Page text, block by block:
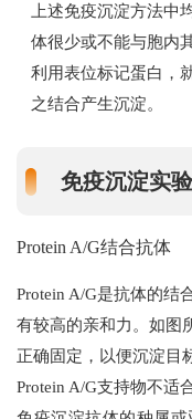
上述免疫沉淀方法中
体很少或不能与胞内
利用表位标记蛋白，
之结合产生沉淀。
免疫沉淀实
Protein A/G结合抗体
Protein A/G是抗体的结
有较高的亲和力。如图
正确固定，以便沉淀目
Protein A/G支持物不适